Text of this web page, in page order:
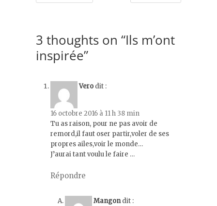
3 thoughts on “Ils m’ont
inspirée”
Vero dit :
16 octobre 2016 à 11 h 38 min
Tu as raison, pour ne pas avoir de
remord,il faut oser partir,voler de ses
propres ailes,voir le monde…
J’aurai tant voulu le faire …
Répondre
Mangon dit :